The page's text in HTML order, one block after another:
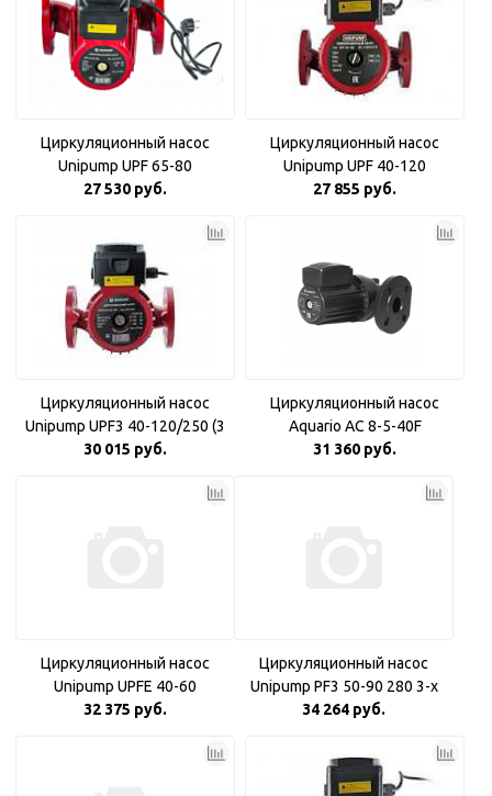
Циркуляционный насос
Unipump UPF 65-80
27 530 руб.
Циркуляционный насос
Unipump UPF 40-120
27 855 руб.
Циркуляционный насос
Unipump UPF3 40-120/250 (3
фазн)
30 015 руб.
Циркуляционный насос
Aquario AC 8-5-40F
31 360 руб.
Циркуляционный насос
Unipump UPFE 40-60
32 375 руб.
Циркуляционный насос
Unipump PF3 50-90 280 3-х
скоростной
34 264 руб.